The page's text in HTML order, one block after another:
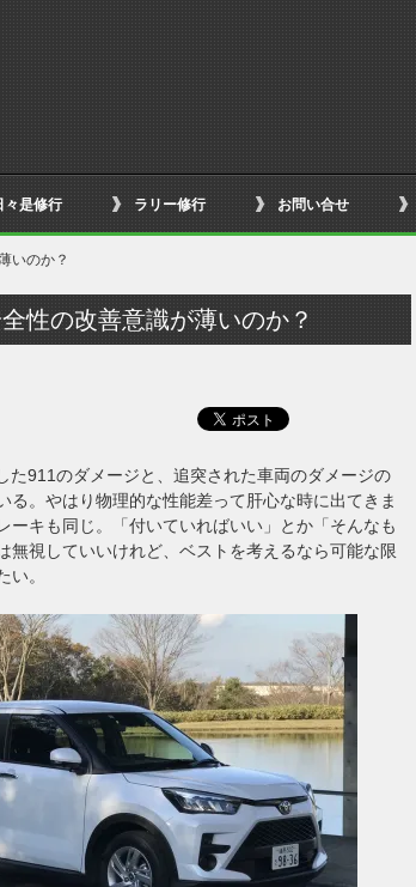
々是修行 ラリー修行 お問い合せ
いのか？
性の改善意識が薄いのか？
た911のダメージと、追突された車両のダメージの
る。やはり物理的な性能差って肝心な時に出てきま
ーキも同じ。「付いていればいい」とか「そんなも
無視していいけれど、ベストを考えるなら可能な限
い。